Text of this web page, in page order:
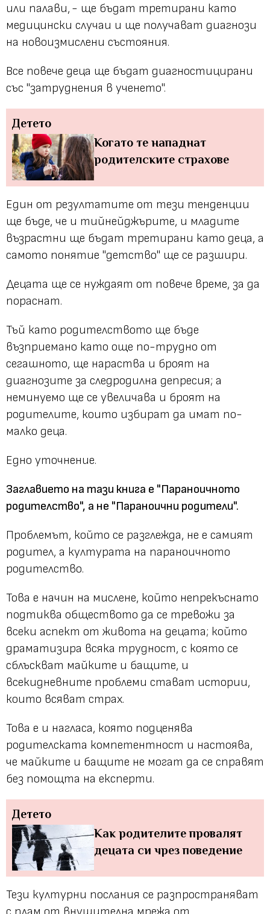
или палави, - ще бъдат третирани като
медицински случаи и ще получават диагнози
на новоизмислени състояния.
Все повече деца ще бъдат диагностицирани
със "затруднения в ученето".
Детето
Когато те нападнат
родителските страхове
Един от резултатите от тези тенденции
ще бъде, че и тийнейджърите, и младите
възрастни ще бъдат третирани като деца, а
самото понятие "детство" ще се разшири.
Децата ще се нуждаят от повече време, за да
пораснат.
Тъй като родителството ще бъде
възприемано като още по-трудно от
сегашното, ще нараства и броят на
диагнозите за следродилна депресия; а
неминуемо ще се увеличава и броят на
родителите, които избират да имат по-
малко деца.
Едно уточнение.
Заглавието на тази книга е "Параноичното
родителство", а не "Параноични родители".
Проблемът, който се разглежда, не е самият
родител, а културата на параноичното
родителство.
Това е начин на мислене, който непрекъснато
подтиква обществото да се тревожи за
всеки аспект от живота на децата; който
драматизира всяка трудност, с която се
сблъскват майките и бащите, и
всекидневните проблеми стават истории,
които всяват страх.
Това е и нагласа, която подценява
родителската компетентност и настоява,
че майките и бащите не могат да се справят
без помощта на експерти.
Детето
Как родителите провалят
децата си чрез поведение
Тези културни послания се разпространяват